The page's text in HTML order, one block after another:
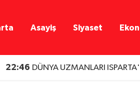
Asayiş Siyaset
22:46 DÜNYA UZMANLARI